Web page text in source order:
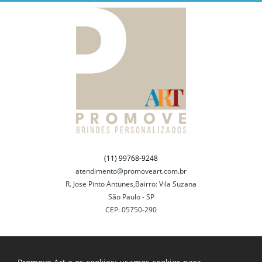
(11) 99768-9248
atendimento@promoveart.com.br
R. Jose Pinto Antunes,Bairro: Vila Suzana
São Paulo - SP
CEP: 05750-290